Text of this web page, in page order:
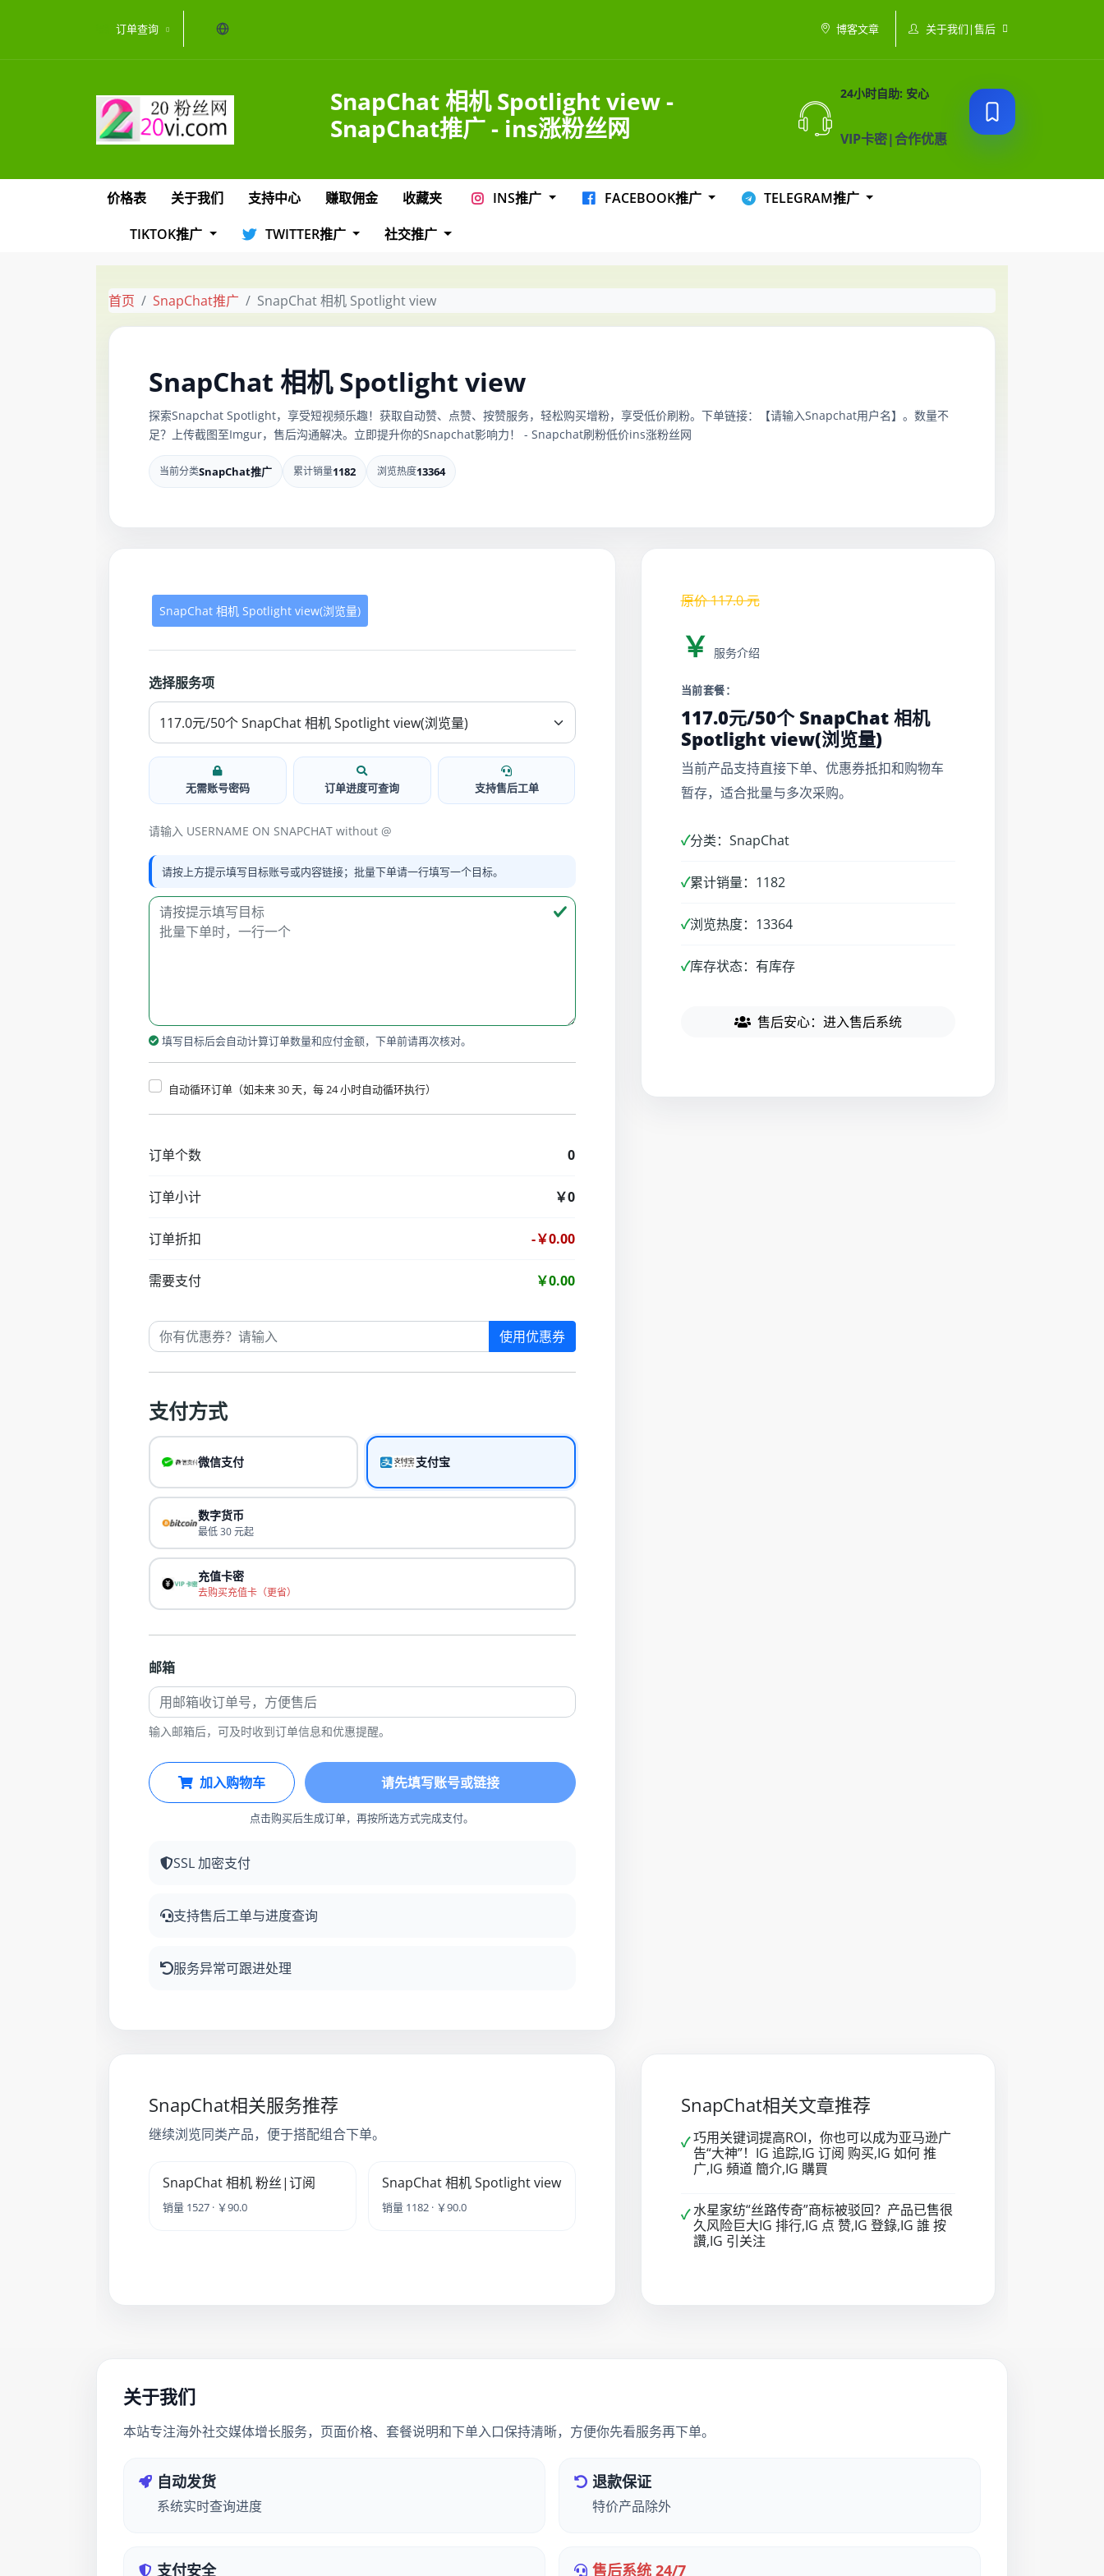
订单查询 当前语言：中文 博客文章 关于我们|售后
SnapChat 相机 Spotlight view -
SnapChat推广 - ins涨粉丝网
24小时自助: 安心
VIP卡密|合作优惠
价格表 关于我们 支持中心 赚取佣金 收藏夹 INS推广 FACEBOOK推广
TELEGRAM推广
TIKTOK推广
TWITTER推广 社交推广
首页 SnapChat推广 SnapChat 相机 Spotlight view
SnapChat 相机 Spotlight view
探索Snapchat Spotlight，享受短视频乐趣！获取自动赞、点赞、按赞服务，轻松购买增粉，享受低价刷粉。下单链接：【请输入Snapchat用户名】。数量不
足？上传截图至Imgur，售后沟通解决。立即提升你的Snapchat影响力！ - Snapchat刷粉低价ins涨粉丝网
当前分类SnapChat推广 累计销量1182 浏览热度13364
SnapChat 相机 Spotlight view(浏览量)
选择服务项
无需账号密码 订单进度可查询 支持售后工单
请输入 USERNAME ON SNAPCHAT without @
请按上方提示填写目标账号或内容链接；批量下单请一行填写一个目标。
填写目标后会自动计算订单数量和应付金额，下单前请再次核对。
自动循环订单（如未来 30 天，每 24 小时自动循环执行）
订单个数 0
订单小计 ￥0
订单折扣 -￥0.00
需要支付 ￥0.00
使用优惠券
支付方式
微信支付 支付宝
数字货币
最低 30 元起
充值卡密
去购买充值卡（更省）
邮箱
输入邮箱后，可及时收到订单信息和优惠提醒。
加入购物车 请先填写账号或链接
点击购买后生成订单，再按所选方式完成支付。
SSL 加密支付
支持售后工单与进度查询
服务异常可跟进处理
原价117.0元
￥ 服务介绍
当前套餐：
117.0元/50个 SnapChat 相机
Spotlight view(浏览量)
当前产品支持直接下单、优惠券抵扣和购物车
暂存，适合批量与多次采购。
✓分类：SnapChat
✓累计销量：1182
✓浏览热度：13364
✓库存状态：有库存
售后安心：进入售后系统
SnapChat相关服务推荐
继续浏览同类产品，便于搭配组合下单。
SnapChat 相机 粉丝|订阅
销量 1527 · ￥90.0
SnapChat 相机 Spotlight view
销量 1182 · ￥90.0
SnapChat相关文章推荐
✓ 巧用关键词提高ROI，你也可以成为亚马逊广
告“大神”！IG 追踪,IG 订阅 购买,IG 如何 推
广,IG 頻道 簡介,IG 購買
✓ 水星家纺“丝路传奇”商标被驳回？产品已售很
久风险巨大IG 排行,IG 点 赞,IG 登錄,IG 誰 按
讚,IG 引关注
关于我们
本站专注海外社交媒体增长服务，页面价格、套餐说明和下单入口保持清晰，方便你先看服务再下单。
自动发货
系统实时查询进度
退款保证
特价产品除外
支付安全 售后系统 24/7